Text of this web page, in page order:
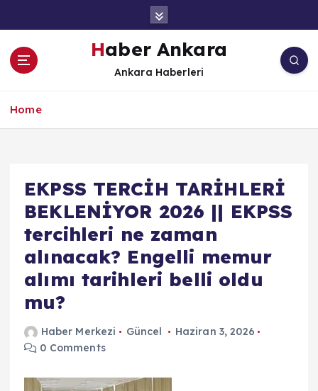
Haber Ankara
Ankara Haberleri
Home
EKPSS TERCİH TARİHLERİ
BEKLENİYOR 2026 || EKPSS
tercihleri ne zaman
alınacak? Engelli memur
alımı tarihleri belli oldu
mu?
Haber Merkezi Güncel
Haziran 3, 2026
0 Comments